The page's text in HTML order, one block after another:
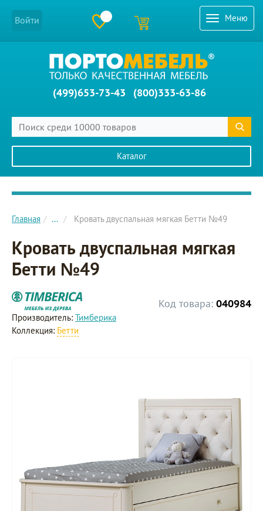
Меню
Войти
(499)653-73-43 (800)333-63-86
Каталог
Главное меню сайта
Главная ... Кровать двуспальная мягкая Бетти №49
Кровать двуспальная мягкая
Бетти №49
Код товара: 040984
Производитель: Тимберика
Коллекция: Бетти